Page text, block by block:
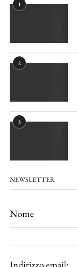
1
2
3
NEWSLETTER
Nome
Indirizzo email: